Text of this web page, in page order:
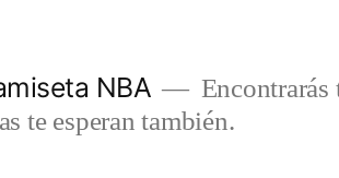
NBA
Encontrarás
te esperan también.